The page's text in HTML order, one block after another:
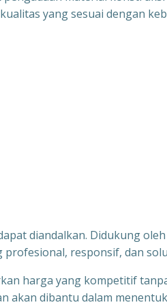
yang sesuai dengan
diandalkan. Didukung
profesional, responsif, dan
harga yang kompetitif
akan dibantu dalam